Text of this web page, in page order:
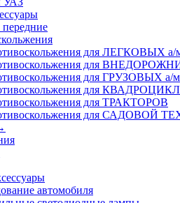
для ЛЕГКОВЫХ а/
для
для ГРУЗОВЫХ а/м
для
для ТРАКТОРОВ
для САДОВОЙ
автомобиля